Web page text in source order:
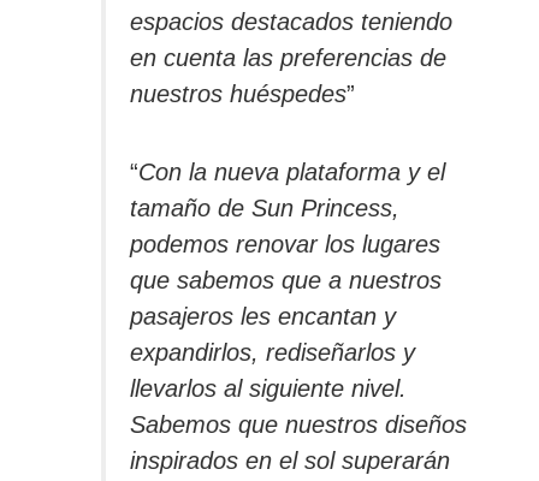
espacios destacados teniendo
en cuenta las preferencias de
nuestros huéspedes”
“Con la nueva plataforma y el
tamaño de Sun Princess,
podemos renovar los lugares
que sabemos que a nuestros
pasajeros les encantan y
expandirlos, rediseñarlos y
llevarlos al siguiente nivel.
Sabemos que nuestros diseños
inspirados en el sol superarán